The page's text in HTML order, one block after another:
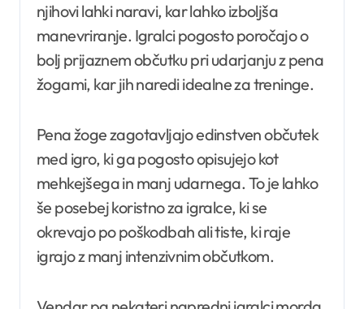
njihovi lahki naravi, kar lahko izboljša
manevriranje. Igralci pogosto poročajo o
bolj prijaznem občutku pri udarjanju z pena
žogami, kar jih naredi idealne za treninge.
Pena žoge zagotavljajo edinstven občutek
med igro, ki ga pogosto opisujejo kot
mehkejšega in manj udarnega. To je lahko
še posebej koristno za igralce, ki se
okrevajo po poškodbah ali tiste, ki raje
igrajo z manj intenzivnim občutkom.